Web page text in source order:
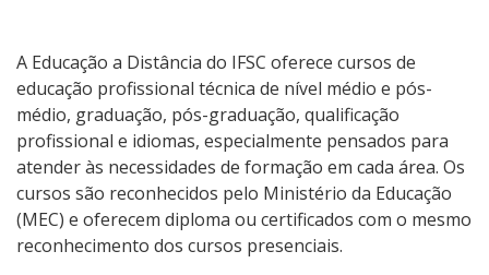
Todos os Cursos
Processo de Inscrição
A Educação a Distância do IFSC oferece cursos de
educação profissional técnica de nível médio e pós-
médio, graduação, pós-graduação, qualificação
profissional e idiomas, especialmente pensados para
atender às necessidades de formação em cada área. Os
cursos são reconhecidos pelo Ministério da Educação
(MEC) e oferecem diploma ou certificados com o mesmo
reconhecimento dos cursos presenciais.